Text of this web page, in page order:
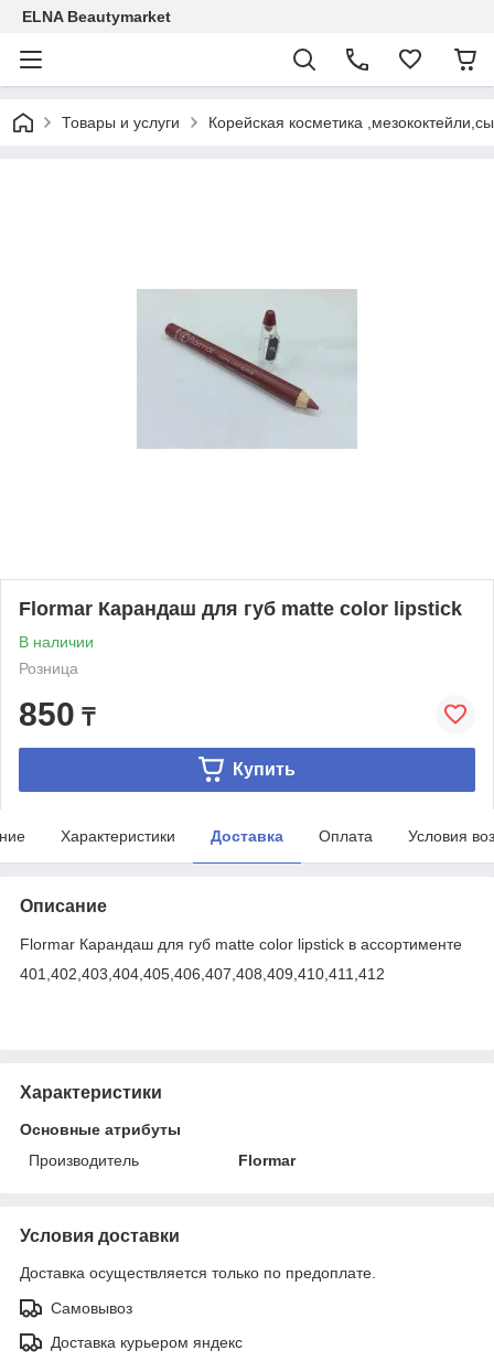
ELNA Beautymarket
Товары и услуги Корейская косметика
Flormar Карандаш для губ matte color lipstick
В наличии
Розница
850 ₸
Купить
Характеристики Доставка Оплата Условия
Описание
Flormar Карандаш для губ matte color lipstick в ассортименте
401,402,403,404,405,406,407,408,409,410,411,412
Характеристики
Основные атрибуты
Производитель
Flormar
Условия доставки
Доставка осуществляется только по предоплате.
Самовывоз
Доставка курьером яндекс